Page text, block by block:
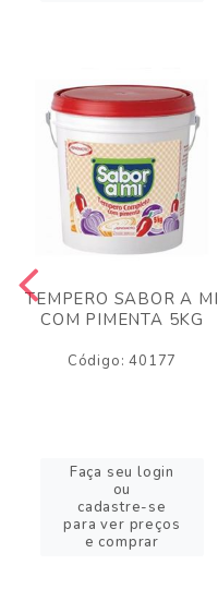
TEMPERO SABOR A MI
COM PIMENTA 5KG
Código: 40177
Faça seu login
ou
cadastre-se
para ver preços
e comprar